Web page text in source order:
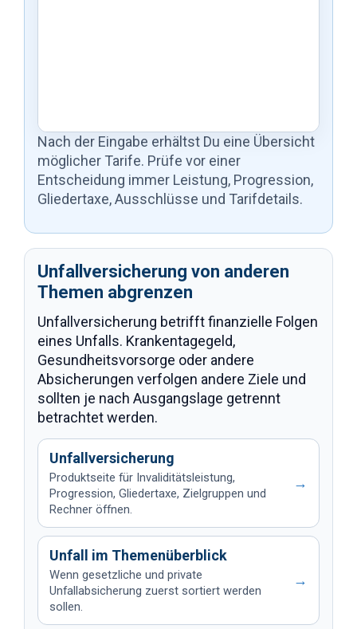
Nach der Eingabe erhältst Du eine Übersicht
möglicher Tarife. Prüfe vor einer
Entscheidung immer Leistung, Progression,
Gliedertaxe, Ausschlüsse und Tarifdetails.
Unfallversicherung von anderen
Themen abgrenzen
Unfallversicherung betrifft finanzielle Folgen
eines Unfalls. Krankentagegeld,
Gesundheitsvorsorge oder andere
Absicherungen verfolgen andere Ziele und
sollten je nach Ausgangslage getrennt
betrachtet werden.
Unfallversicherung
Produktseite für Invaliditätsleistung,
Progression, Gliedertaxe, Zielgruppen und
Rechner öffnen.
→
Unfall im Themenüberblick
Wenn gesetzliche und private
Unfallabsicherung zuerst sortiert werden
sollen.
→